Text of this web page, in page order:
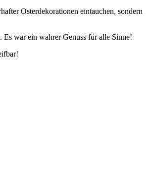
Osterdekorationen eintauchen, sondern
war ein wahrer Genuss für alle Sinne!